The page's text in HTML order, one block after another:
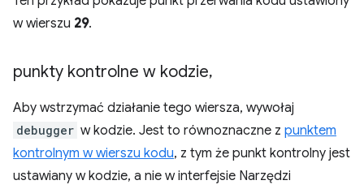
w wierszu 29.
punkty kontrolne w kodzie,
Aby wstrzymać działanie tego wiersza, wywołaj
debugger w kodzie. Jest to równoznaczne z punktem
kontrolnym w wierszu kodu, z tym że punkt kontrolny jest
ustawiany w kodzie, a nie w interfejsie Narzędzi